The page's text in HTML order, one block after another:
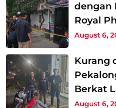
dengan
Royal
August 6,
Kurang
Berkat
August 6,